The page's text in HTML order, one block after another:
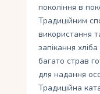
покоління в
Традиційним
використання
запікання
багато страв
для надання
Традиційна